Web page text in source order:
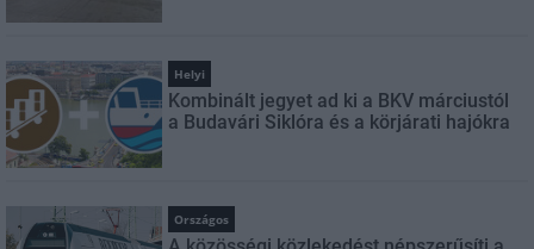
Helyi
Kombinált jegyet ad ki a BKV márciustól
a Budavári Siklóra és a körjárati hajókra
Országos